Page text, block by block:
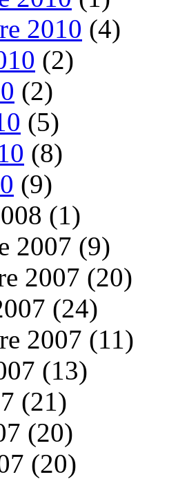
2010 (4)
(2)
(2)
(5)
(8)
(9)
(1)
2007 (9)
2007 (20)
(24)
2007 (11)
(13)
(21)
(20)
(20)